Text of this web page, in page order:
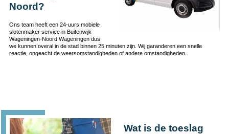
Noord?
Ons team heeft een 24-uurs mobiele
slotenmaker service in Buitenwijk
Wageningen-Noord Wageningen dus
we kunnen overal in de stad binnen 25 minuten zijn. Wij garanderen een snelle
reactie, ongeacht de weersomstandigheden of andere omstandigheden.
Wat is de toeslag